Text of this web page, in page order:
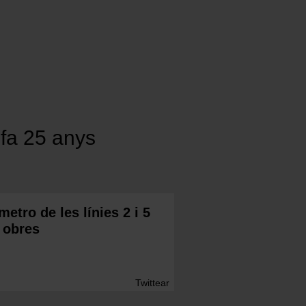
25 anys
de les línies 2 i 5
Twittear